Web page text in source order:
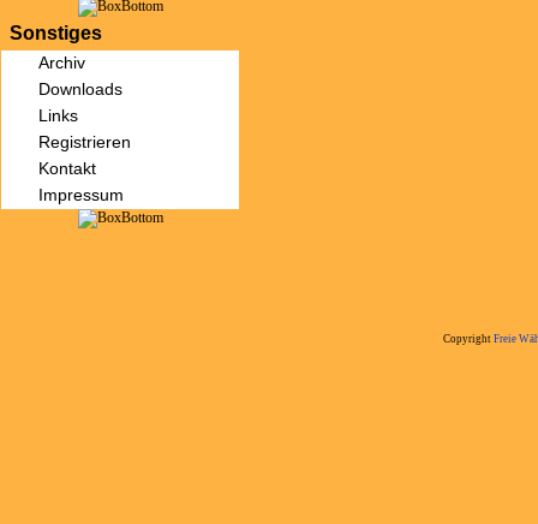
Sonstiges
Archiv
Downloads
Links
Registrieren
Kontakt
Impressum
Copyright Freie